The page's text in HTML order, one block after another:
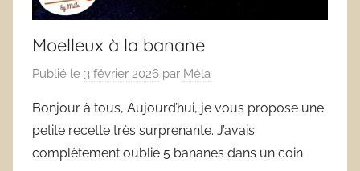
Moelleux à la banane
Publié le 3 février 2026 par Méla
Bonjour à tous, Aujourd’hui, je vous propose une
petite recette très surprenante. J’avais
complètement oublié 5 bananes dans un coin